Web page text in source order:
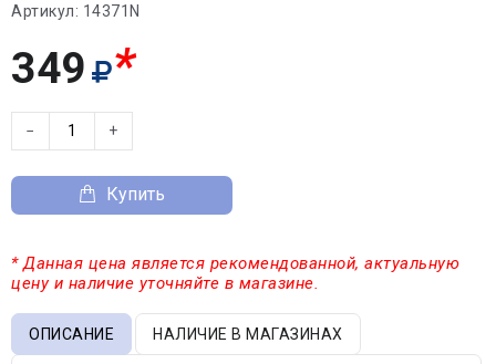
Артикул: 14371N
349 *
− +
Купить
* Данная цена является рекомендованной, актуальную
цену и наличие уточняйте в магазине.
ОПИСАНИЕ НАЛИЧИЕ В МАГАЗИНАХ